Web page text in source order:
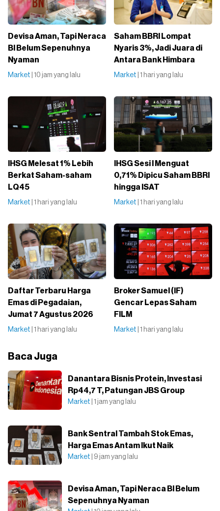
Devisa Aman, Tapi Neraca
BI Belum Sepenuhnya
Nyaman
Market | 10 jam yang lalu
Saham BBRI Lompat
Nyaris 3%, Jadi Juara di
Antara Bank Himbara
Market | 1 hari yang lalu
IHSG Melesat 1% Lebih
Berkat Saham-saham
LQ45
Market | 1 hari yang lalu
IHSG Sesi I Menguat
0,71% Dipicu Saham BBRI
hingga ISAT
Market | 1 hari yang lalu
Daftar Terbaru Harga
Emas di Pegadaian,
Jumat 7 Agustus 2026
Market | 1 hari yang lalu
Broker Samuel (IF)
Gencar Lepas Saham
FILM
Market | 1 hari yang lalu
Baca Juga
Danantara Bisnis Protein, Investasi
Rp44,7 T, Patungan JBS Group
Market | 1 jam yang lalu
Bank Sentral Tambah Stok Emas,
Harga Emas Antam Ikut Naik
Market | 9 jam yang lalu
Devisa Aman, Tapi Neraca BI Belum
Sepenuhnya Nyaman